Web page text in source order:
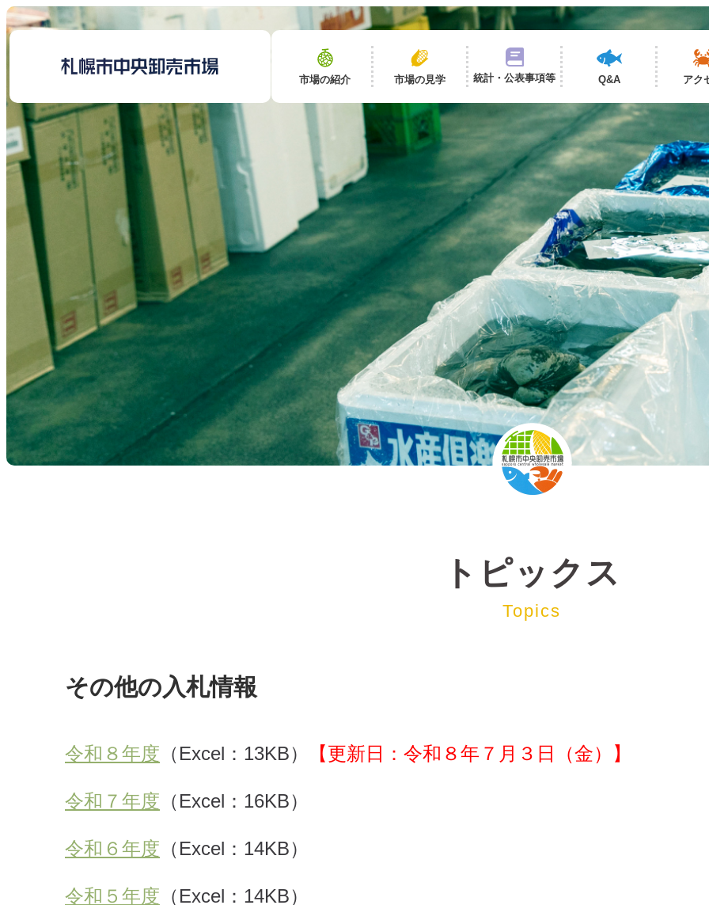
市場の紹介 市場の見学 統計・公表事項等 Q&A アク
トピックス
Topics
その他の入札情報
令和８年度 （Excel：13KB） 【更新日：令和８年７月３日（金）】
令和７年度 （Excel：16KB）
令和６年度 （Excel：14KB）
令和５年度 （Excel：14KB）